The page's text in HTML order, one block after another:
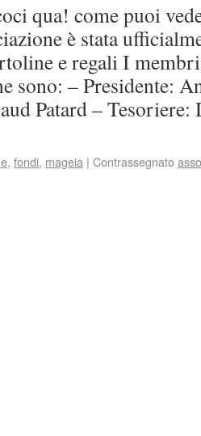
qua! come puoi
è stata
e regali I
sono: – Presidente:
Patard –
, fondi, mageia | Contrassegnato